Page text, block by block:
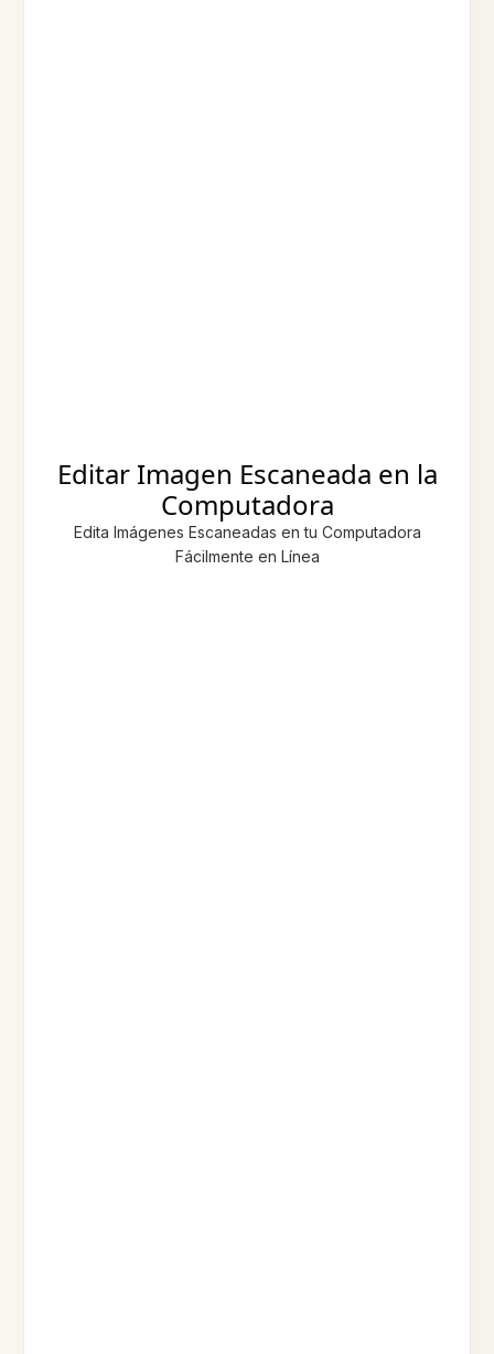
Editar Imagen Escaneada en la
Computadora
Edita Imágenes Escaneadas en tu Computadora
Fácilmente en Línea